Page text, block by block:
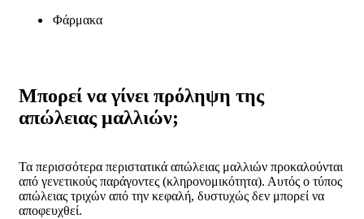
Φάρμακα
Μπορεί να γίνει πρόληψη της
απώλειας μαλλιών;
Τα περισσότερα περιστατικά απώλειας μαλλιών προκαλούνται
από γενετικούς παράγοντες (κληρονομικότητα). Αυτός ο τύπος
απώλειας τριχών από την κεφαλή, δυστυχώς δεν μπορεί να
αποφευχθεί.